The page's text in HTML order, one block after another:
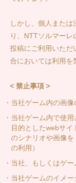
しかし、個人また
り、NTTソルマー
投稿にご利用いただ
合においては利用を
< 禁止事項 >
・当社ゲーム内の画
・当社ゲーム内で使
目的としたwebサ
のシナリオや画像
の利用）
・当社、もしくはゲ
・当社ゲームのイメ